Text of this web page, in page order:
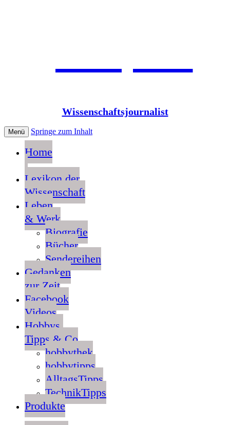
Jean Pütz
Wissenschaftsjournalist
Menü Springe zum Inhalt
Home
Lexikon der
Wissenschaft
Leben
& Werk
Biografie
Bücher
Sendereihen
Gedanken
zur Zeit
Facebook
Videos
Hobbys,
Tipps & Co
hobbythek
hobbytipps
AlltagsTipps
TechnikTipps
Produkte